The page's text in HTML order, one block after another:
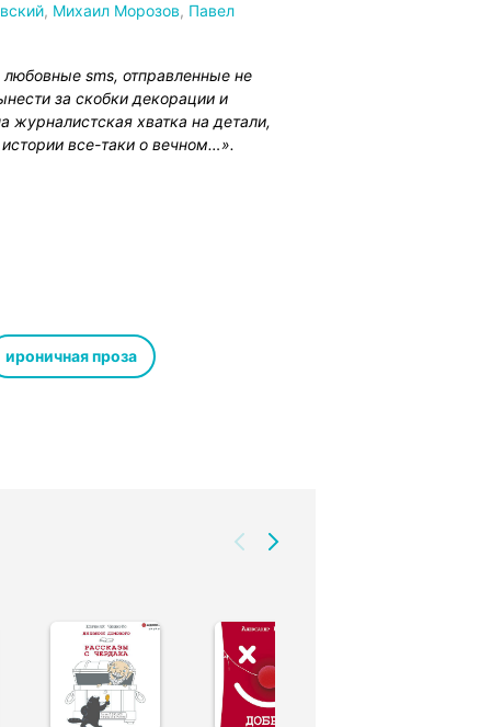
, Михаил Морозов, Павел
sms, отправленные не
за скобки декорации и
журналистская хватка на детали,
все-таки о вечном…».
ироничная проза